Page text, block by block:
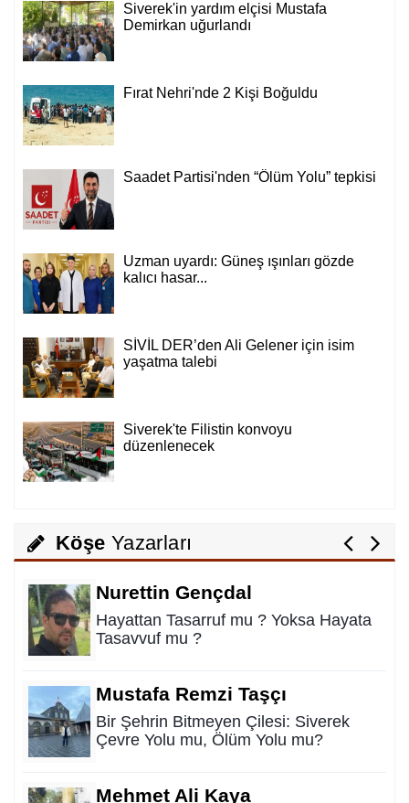
Siverek'in yardım elçisi Mustafa
Demirkan uğurlandı
Fırat Nehri'nde 2 Kişi Boğuldu
Saadet Partisi'nden “Ölüm Yolu” tepkisi
Uzman uyardı: Güneş ışınları gözde
kalıcı hasar...
SİVİL DER’den Ali Gelener için isim
yaşatma talebi
Siverek'te Filistin konvoyu
düzenlenecek
Köşe Yazarları
Mahmut Hanpolat
Adanmış bir hayat: Neşet Hoca
Naci Hanpolat
Türkiye-Suudi Arabistan-Pakistan Üçlü
Anlaşmasının Hedefi Kim: İran mı, İsrail
mi?
Abdurahman Deniz Uğurlu
Bazı İnsanların Değeri, Yokluklarında
Anlaşılır: Hacı Mustafa Demirkan
Nurettin Gençdal
Hayattan Tasarruf mu ? Yoksa Hayata
Tasavvuf mu ?
Mustafa Remzi Taşçı
Bir Şehrin Bitmeyen Çilesi: Siverek
Çevre Yolu mu, Ölüm Yolu mu?
Mehmet Ali Kaya